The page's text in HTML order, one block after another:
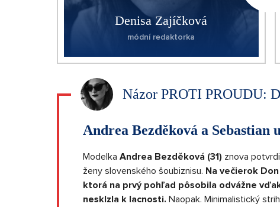
Denisa Zajíčková
módní redaktorka
Názor PROTI PROUDU:
Andrea Bezděková a Sebastian
Modelka Andrea Bezděková (31) znova
ženy slovenského šoubiznisu. Na večierok
ktorá na prvý pohľad pôsobila odvážne
nesklzla k lacnosti. Naopak. Minimalistický